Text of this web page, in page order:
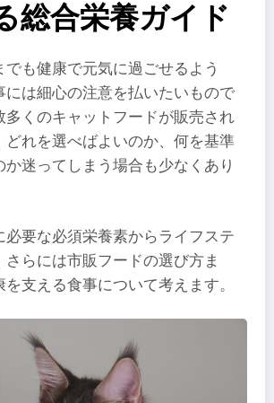
総合栄養ガイド
でも健康で元気に過ごせるよう
には細心の注意を払いたいもので
多くのキャットフードが販売され
どれを選べばよいのか、何を基準
か迷ってしまう場合も少なくあり
必要な必須栄養素からライフステ
さらには市販フードの選び方ま
支える食事について考えます。